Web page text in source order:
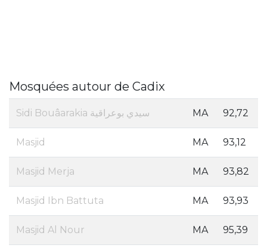
Mosquées autour de Cadix
Sidi Bouâarakia سيدي بوعراقية MA 92,72
Masjid MA 93,12
Masjid Merja MA 93,82
Masjid Ibn Battuta MA 93,93
Masjid Al Nour MA 95,39